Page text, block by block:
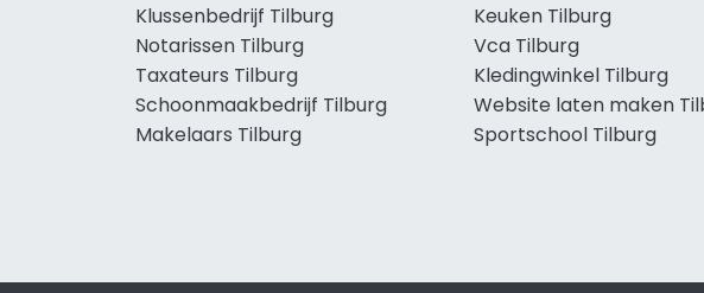
Klussenbedrijf Tilburg
Notarissen Tilburg
Taxateurs Tilburg
Schoonmaakbedrijf Tilburg
Makelaars Tilburg
Keuken Tilburg
Vca Tilburg
Kledingwinkel Tilburg
Website laten maken
Sportschool Tilburg